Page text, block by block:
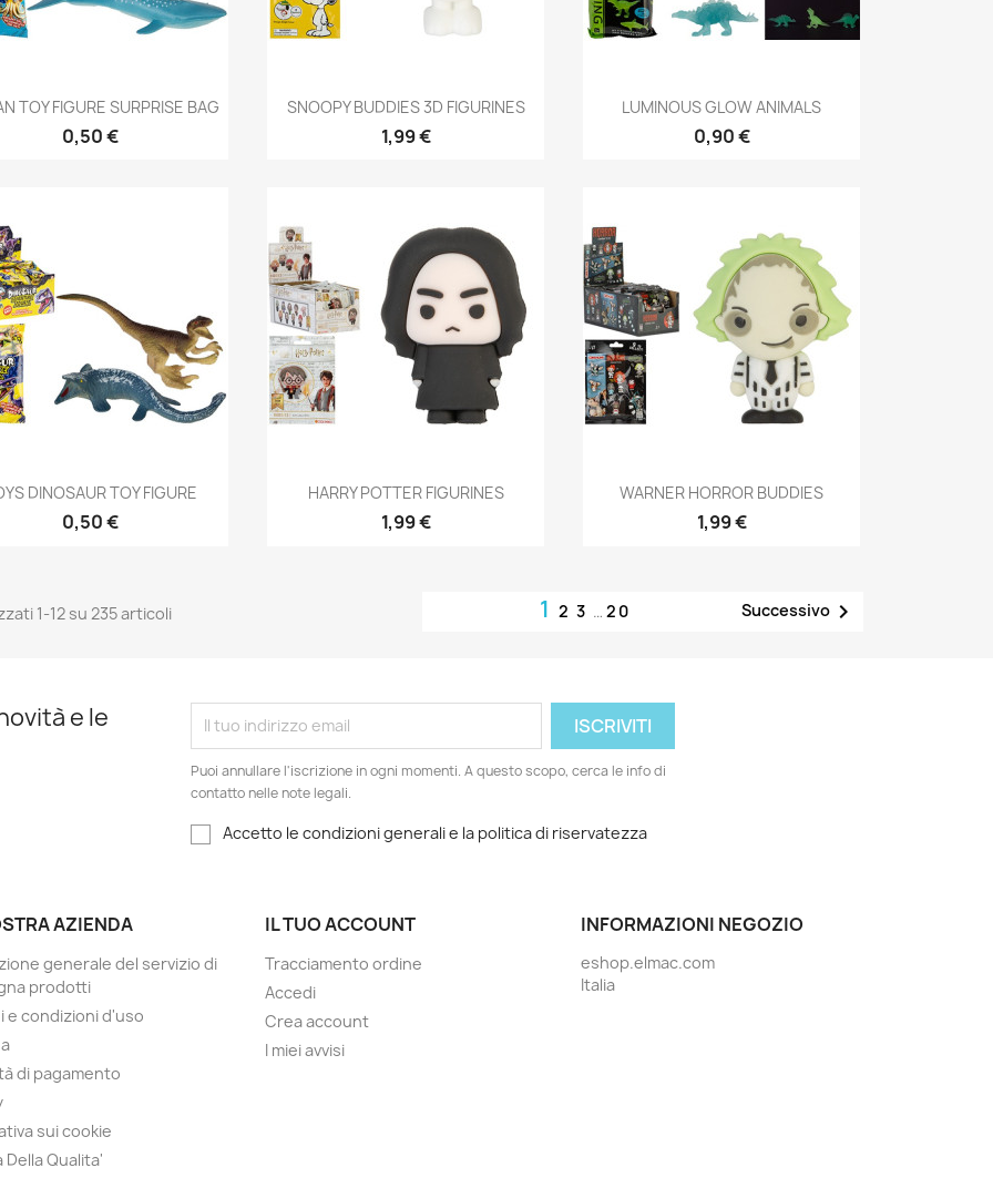
Anteprima
TOY FIGURE SURPRISE BAG
0,50 €
 Anteprima
SNOOPY BUDDIES 3D FIGURINES
1,99 €
 Anteprima
LUMINOUS GLOW ANIMALS
0,90 €
Anteprima
DINOSAUR TOY FIGURE
0,50 €
Anteprima
HARRY POTTER FIGURINES
1,99 €
Anteprima
WARNER HORROR BUDDIES
1,99 €
1-12 su 235 articoli 123 … 20 Successivo
e le
Puoi annullare l'iscrizione in ogni momenti. A questo scopo, cerca le info di
contatto nelle note legali.
Accetto le condizioni generali e la politica di riservatezza
AZIENDA
generale del servizio di
prodotti
e condizioni d'uso
di pagamento
sui cookie
Della Qualita'
IL TUO ACCOUNT
Tracciamento ordine
Accedi
Crea account
I miei avvisi
INFORMAZIONI NEGOZIO
eshop.elmac.com
Italia